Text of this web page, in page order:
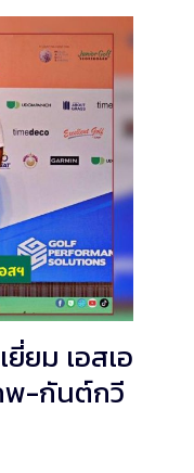
ยม เอสเอ
พ-กันต์กวี